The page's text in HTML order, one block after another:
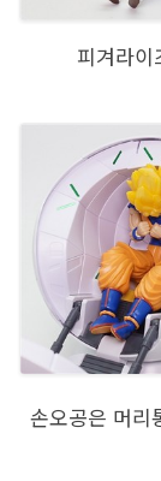
피겨라
손오공은 머리